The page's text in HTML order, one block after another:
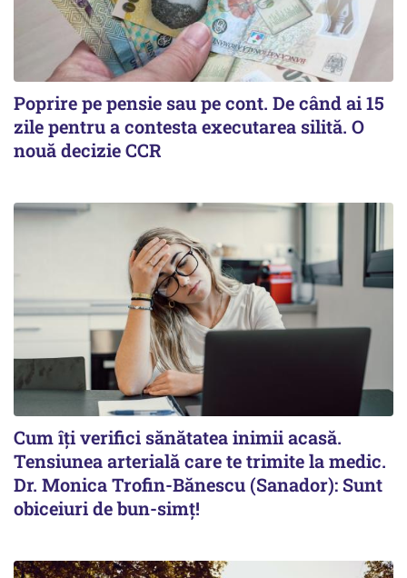
Poprire pe pensie sau pe cont. De când ai 15
zile pentru a contesta executarea silită. O
nouă decizie CCR
Cum îți verifici sănătatea inimii acasă.
Tensiunea arterială care te trimite la medic.
Dr. Monica Trofin-Bănescu (Sanador): Sunt
obiceiuri de bun-simț!